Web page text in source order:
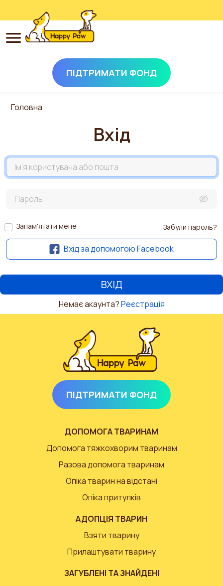
ПІДТРИМАТИ ФОНД
Головна
Вхід
Назва акаунта
Запам'ятати мене Забули пароль?
Вхід за допомогою Facebook
Немає акаунта?Реєстрація
ПІДТРИМАТИ ФОНД
ДОПОМОГА ТВАРИНАМ
Допомога тяжкохворим тваринам
Разова допомога тваринам
Опіка тварин на відстані
Опіка притулків
АДОПЦІЯ ТВАРИН
Взяти тварину
Прилаштувати тварину
ЗАГУБЛЕНІ ТА ЗНАЙДЕНІ